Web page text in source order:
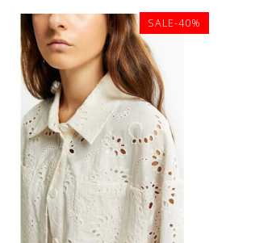
SALE-40%